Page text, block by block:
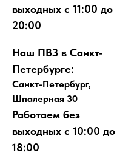
выходных с 11:00 до
20:00
Наш ПВЗ в Санкт-
Петербурге:
Санкт-Петербург,
Шпалерная 30
Работаем без
выходных с 10:00 до
18:00